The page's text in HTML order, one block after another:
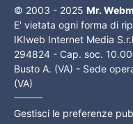
© 2003 - 2025 Mr.
E' vietata ogni forma di
IKIweb Internet Media
294824 - Cap. soc.
Busto A. (VA) - Sede
(VA)
Gestisci le preferenze